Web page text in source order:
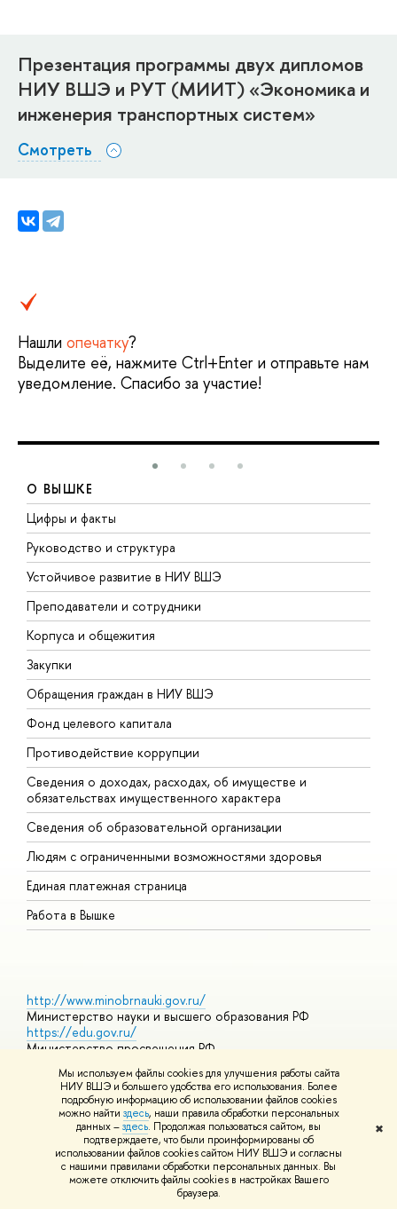
Мы используем файлы cookies для улучшения работы сайта
НИУ ВШЭ и большего удобства его использования. Более
подробную информацию об использовании файлов cookies
можно найти здесь, наши правила обработки персональных
данных –здесь. Продолжая пользоваться сайтом, вы
подтверждаете, что были проинформированы об
использовании файлов cookies сайтом НИУ ВШЭ и согласны
с нашими правилами обработки персональных данных. Вы
можете отключить файлы cookies в настройках Вашего
браузера.
✖
Презентация программы двух дипломов
НИУ ВШЭ и РУТ (МИИТ) «Экономика и
инженерия транспортных систем»
Смотреть
Нашли опечатку?
Выделите её, нажмите Ctrl+Enter и отправьте нам
уведомление. Спасибо за участие!
О ВЫШКЕ
Цифры и факты
Руководство и структура
Устойчивое развитие в НИУ ВШЭ
Преподаватели и сотрудники
Корпуса и общежития
Закупки
Обращения граждан в НИУ ВШЭ
Фонд целевого капитала
Противодействие коррупции
Сведения о доходах, расходах, об имуществе и
обязательствах имущественного характера
Сведения об образовательной организации
Людям с ограниченными возможностями здоровья
Единая платежная страница
Работа в Вышке
http://www.minobrnauki.gov.ru/
Министерство науки и высшего образования РФ
https://edu.gov.ru/
Министерство просвещения РФ
https://elearning.hse.ru/mooc
Массовые открытые онлайн-курсы
© НИУ ВШЭ 1993–2026 Адреса и контактыУсловия
использования материалов Политика конфиденциальности
Шрифты HSE Sans и HSE Slab разработаны вШколе дизайна НИУ